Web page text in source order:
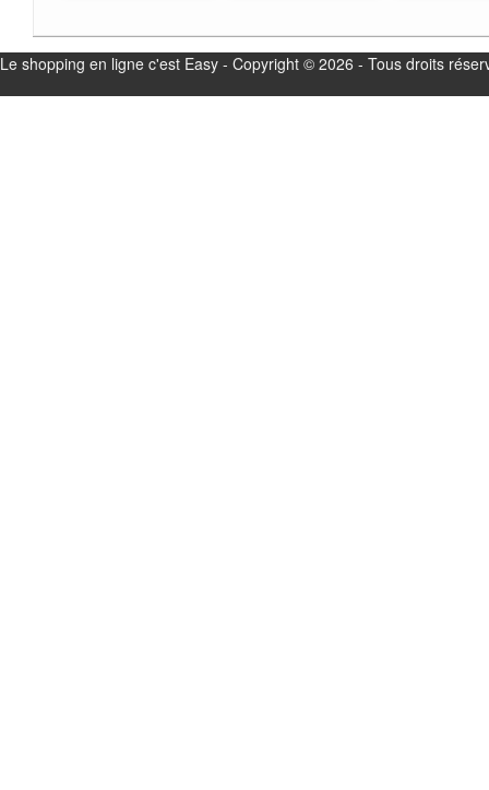
PreciTherm limiteur de
température d'eau chaude
Le shopping en ligne c'est Easy - Copyright © 2026 - Tous droits